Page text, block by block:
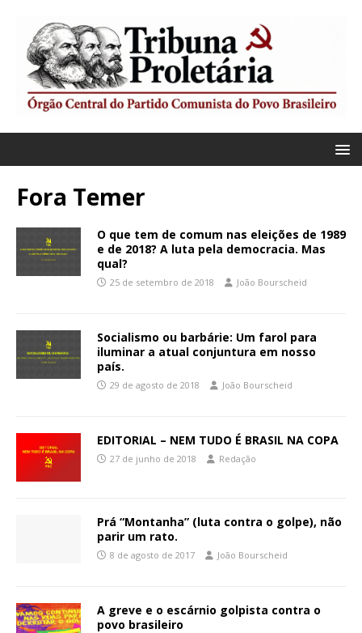
Fora Temer
O que tem de comum nas eleições de 1989
e de 2018? A luta pela democracia. Mas
qual?
25 de setembro de 2018 João Bourscheid
Socialismo ou barbárie: Um farol para
iluminar a atual conjuntura em nosso
país.
29 de agosto de 2018 João Bourscheid
EDITORIAL – NEM TUDO É BRASIL NA COPA
27 de junho de 2018 Redação
Prá “Montanha” (luta contra o golpe), não
parir um rato.
8 de agosto de 2017 João Bourscheid
A greve e o escárnio golpista contra o
povo brasileiro